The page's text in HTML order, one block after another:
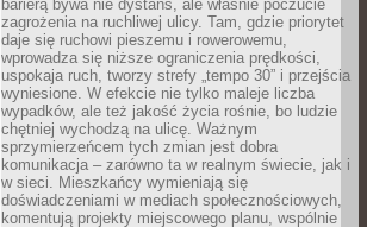
barierą bywa nie dystans, ale właśnie poczucie
zagrożenia na ruchliwej ulicy. Tam, gdzie priorytet
daje się ruchowi pieszemu i rowerowemu,
wprowadza się niższe ograniczenia prędkości,
uspokaja ruch, tworzy strefy „tempo 30” i przejścia
wyniesione. W efekcie nie tylko maleje liczba
wypadków, ale też jakość życia rośnie, bo ludzie
chętniej wychodzą na ulicę. Ważnym
sprzymierzeńcem tych zmian jest dobra
komunikacja – zarówno ta w realnym świecie, jak i
w sieci. Mieszkańcy wymieniają się
doświadczeniami w mediach społecznościowych,
komentują projekty miejscowego planu, wspólnie